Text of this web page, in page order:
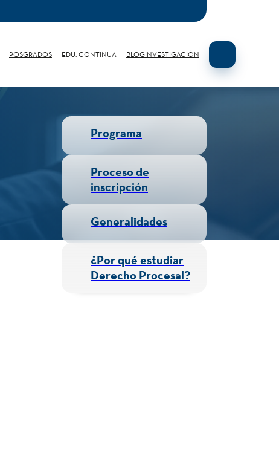
POSGRADOS EDU. CONTINUA BLOGINVESTIGACIÓN
Programa
Proceso de
inscripción
Generalidades
¿Por qué estudiar
Derecho Procesal?